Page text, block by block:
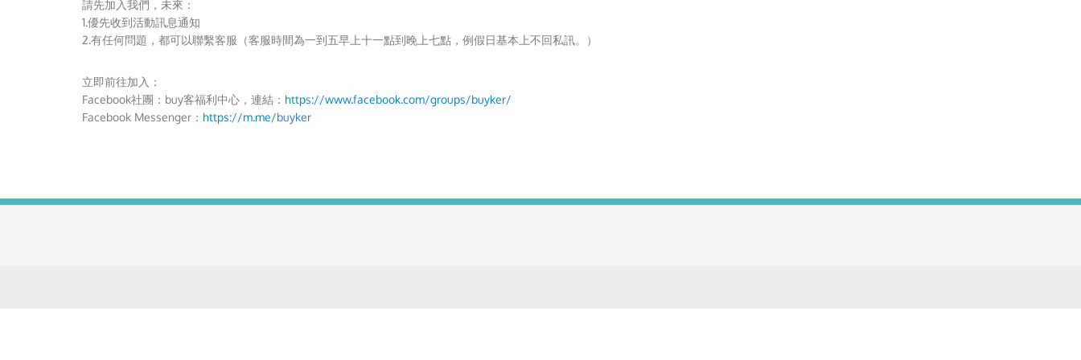
請先加入我們，未來：
1.優先收到活動訊息通知
2.有任何問題，都可以聯繫客服（客服時間為一到五早上十一點到晚上七點，例假日基本上不回私訊。）
立即前往加入：
Facebook社團：buy客福利中心，連結： https://www.facebook.com/groups/buyker/
Facebook Messenger： https://m.me/buyker